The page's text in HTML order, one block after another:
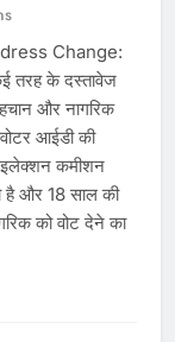
Change:
तरह के दस्तावेज
और नागरिक
आईडी की
इलेक्शन कमीशन
है और 18 साल की
को वोट देने का